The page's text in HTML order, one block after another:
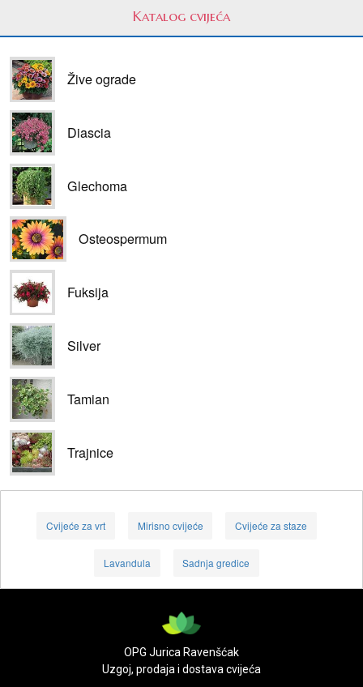
Katalog cvijeća
Žive ograde
Diascia
Glechoma
Osteospermum
Fuksija
Silver
Tamian
Trajnice
Cvijeće za vrt Mirisno cvijeće Cvijeće za staze
Lavandula Sadnja gredice
OPG Jurica Ravenšćak
Uzgoj, prodaja i dostava cvijeća